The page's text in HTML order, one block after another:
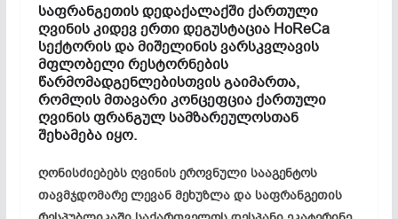
საფრანგეთის დედაქალაქში ქართული
ღვინის კიდევ ერთი დეგუსტაცია HoReCa
სექტორის და მიშელინის ვარსკვლავის
მფლობელი რესტორნების
წარმომადგენლებისთვის გაიმართა,
რომლის მთავარი კონცეფცია ქართული
ღვინის ფრანგულ სამზარეულოსთან
შეხამება იყო.
ღონისძიებებს ღვინის ეროვნული სააგენტოს
თავმჯდომარე ლევან მეხუზლა და საფრანგეთის